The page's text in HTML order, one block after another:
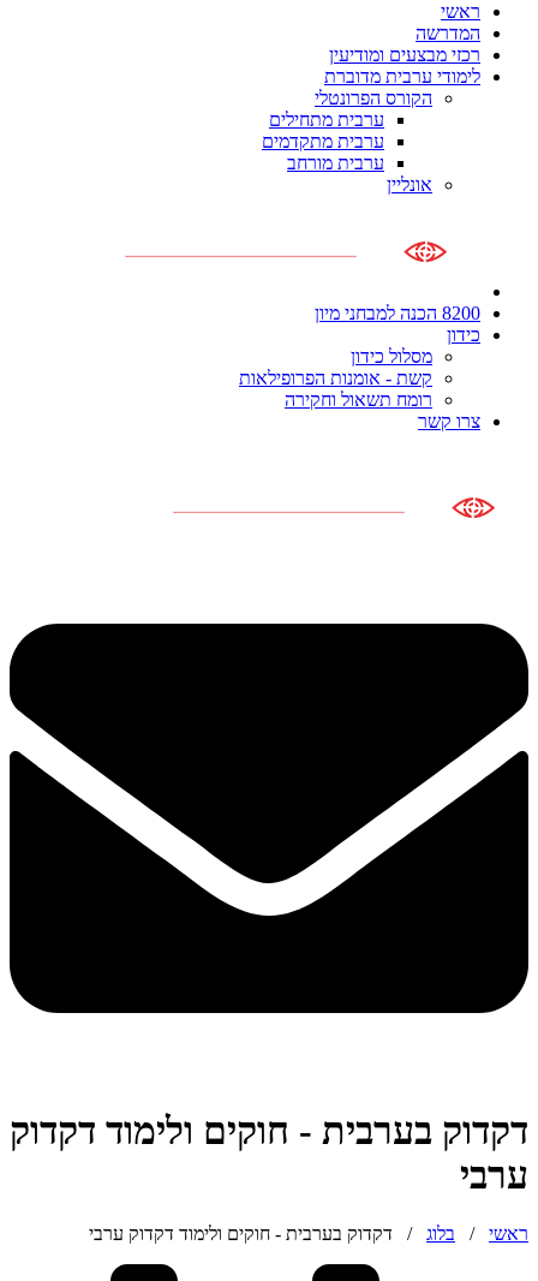
ראשי
המדרשה
רכזי מבצעים ומודיעין
לימודי ערבית מדוברת
הקורס הפרונטלי
ערבית מתחילים
ערבית מתקדמים
ערבית מורחב
אונליין
8200 הכנה למבחני מיון
כידון
מסלול כידון
קשת - אומנות הפרופילאות
רומח תשאול וחקירה
צרו קשר
דקדוק בערבית - חוקים ולימוד דקדוק
ערבי
ראשי / בלוג / דקדוק בערבית - חוקים ולימוד דקדוק ערבי